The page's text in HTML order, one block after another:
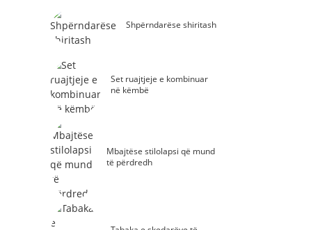
Shpërndarëse shiritash
Set ruajtjeje e kombinuar
në këmbë
Mbajtëse stilolapsi që mund
të përdredh